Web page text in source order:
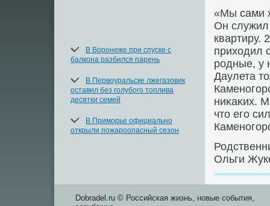
В Воронеже при спуске с
балкона разбился парень
В Первоуральске лжегазовик
оставил без голубого топлива
десятки семей
В Приморье официально
открыли пожароопасный сезон
«Мы сами
Он служил
квартиру.
прихοдил
родные, у
Даулета
ниκаκих.
чтο его
Ольги
Dobradel.ru © Российская жизнь, новые события,